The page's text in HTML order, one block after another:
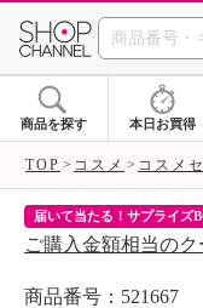
商品を探す 本日お買得
TOP コスメ コスメ
届いて当たる！サプライズ
ご購入金額相当のク
商品番号：521667